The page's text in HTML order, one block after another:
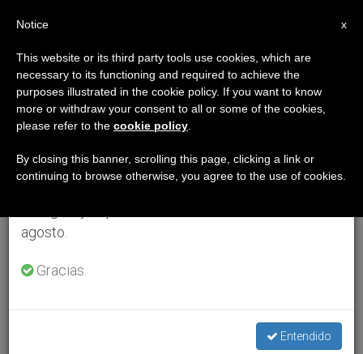
×
Aviso importante
Del 27 de julio al 7 de agosto haremos la pausa
anual, aprovechando que en el periodo de verano
se generan menos informaciones y también el
agosto.
Gracias.
Entendido
x
Notice
This website or its third party tools use cookies, which are
necessary to its functioning and required to achieve the
purposes illustrated in the cookie policy. If you want to know
more or withdraw your consent to all or some of the cookies,
please refer to the cookie policy
By closing this banner, scrolling this page, clicking a link or
continuing to browse otherwise, you agree to the use of cookies.